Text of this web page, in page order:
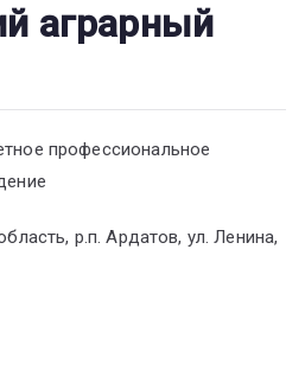
аграрный
профессиональное
р.п. Ардатов, ул. Ленина,